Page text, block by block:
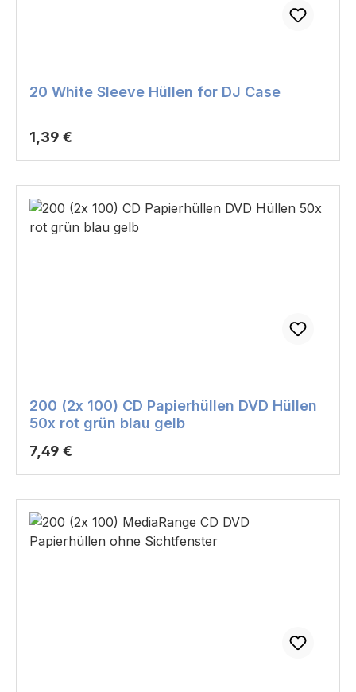
20 White Sleeve Hüllen for DJ Case
Regulärer Preis:
1,39 €
200 (2x 100) CD Papierhüllen DVD Hüllen
50x rot grün blau gelb
Regulärer Preis:
7,49 €